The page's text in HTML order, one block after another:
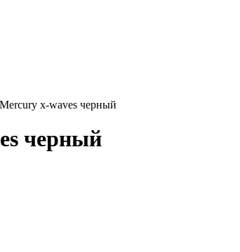
x-waves черный
черный